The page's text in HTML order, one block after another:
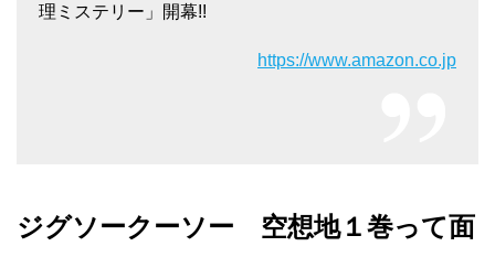
理ミステリー」開幕!!
https://www.amazon.co.jp
ジグソークーソー 空想地１巻って面